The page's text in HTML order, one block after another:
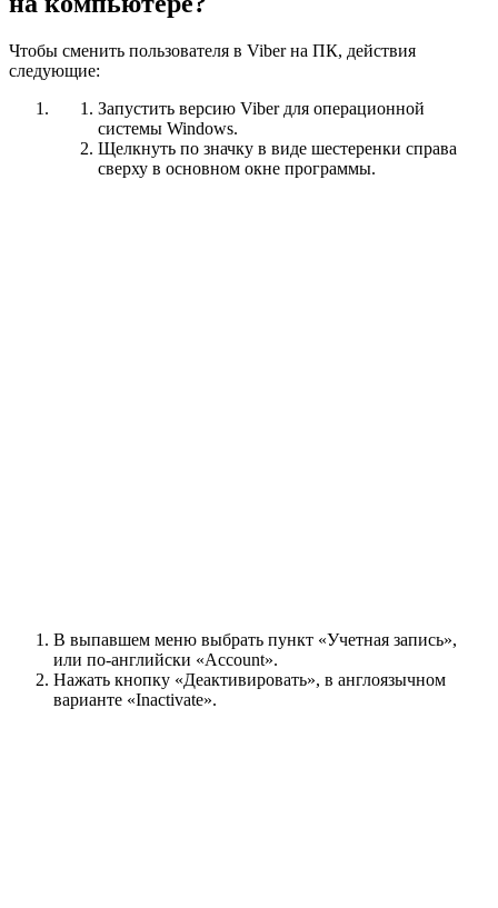
Чтобы сменить пользователя в Viber на ПК, действия
следующие:
Запустить версию Viber для операционной
системы Windows.
Щелкнуть по значку в виде шестеренки справа
сверху в основном окне программы.
В выпавшем меню выбрать пункт «Учетная запись»,
или по-английски «Account».
Нажать кнопку «Деактивировать», в англоязычном
варианте «Inactivate».